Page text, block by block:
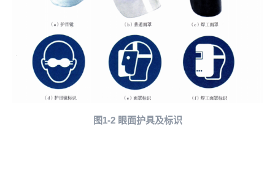
图1-2 眼面护具及标识